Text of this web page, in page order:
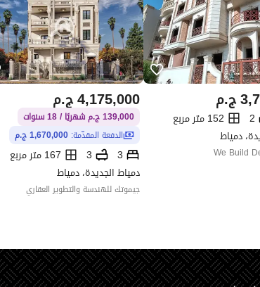
ج.م
2
152 متر مربع
دمياط
We Build
ج.م4,175,000
139,000 ج.م شهريًا / 18 سنوات
الدفعة المقدّمة: 1,670,000 ج.م
3
3
167 متر مربع
دمياط الجديدة، دمياط
جيموتك للهندسة والتطوير العقاري